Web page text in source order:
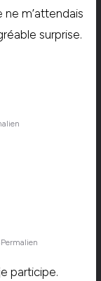
ne m’attendais
surprise.
Permalien
participe.